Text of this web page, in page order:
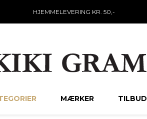
HJEMMELEVERING KR. 50,-
MÆRKER TILBUD